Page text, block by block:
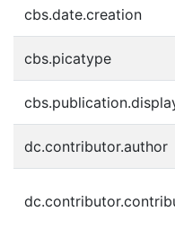
cbs.date.creation
cbs.picatype
dc.contributor.author